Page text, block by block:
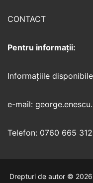
CONTACT
Pentru informații:
Informaţiile
e-mail:
Telefon: 0760 665
Drepturi de autor © 2026